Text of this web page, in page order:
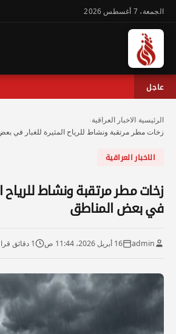
الجمعة، 7 أغسطس 2026
عاجل
الرئيسية الاخبار العراقية
زخات مطر مرتقبة ونشاط للرياح المثيرة للغبار في
الاخبار العراقية
زخات مطر مرتقبة ونشاط للرياح
في بعض المناطق
admin 16 أبريل 2026، 11:44 ص 1 دقائق قراءة